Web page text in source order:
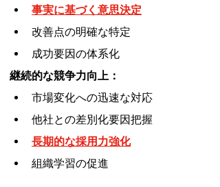
事実に基づく意思決定
改善点の明確な特定
成功要因の体系化
継続的な競争力向上：
市場変化への迅速な対応
他社との差別化要因把握
長期的な採用力強化
組織学習の促進